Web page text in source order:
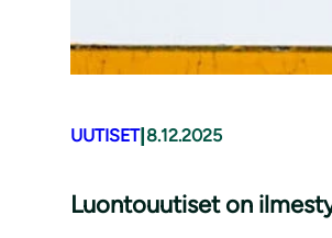
UUTISET| 8.12.2025
Luontouutiset on